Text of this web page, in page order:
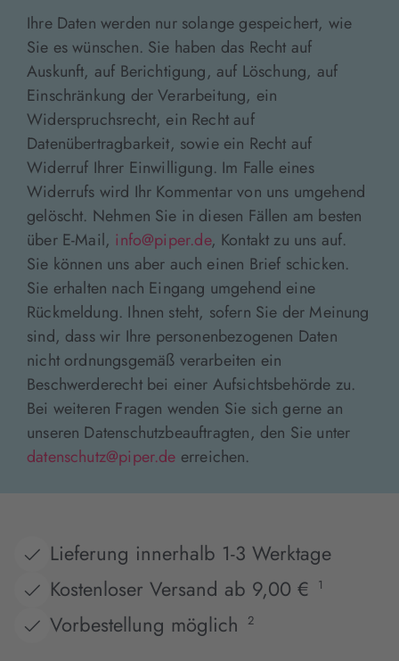
Ihre Daten werden nur solange gespeichert, wie
Sie es wünschen. Sie haben das Recht auf
Auskunft, auf Berichtigung, auf Löschung, auf
Einschränkung der Verarbeitung, ein
Widerspruchsrecht, ein Recht auf
Datenübertragbarkeit, sowie ein Recht auf
Widerruf Ihrer Einwilligung. Im Falle eines
Widerrufs wird Ihr Kommentar von uns umgehend
gelöscht. Nehmen Sie in diesen Fällen am besten
über E-Mail, info@piper.de, Kontakt zu uns auf.
Sie können uns aber auch einen Brief schicken.
Sie erhalten nach Eingang umgehend eine
Rückmeldung. Ihnen steht, sofern Sie der Meinung
sind, dass wir Ihre personenbezogenen Daten
nicht ordnungsgemäß verarbeiten ein
Beschwerderecht bei einer Aufsichtsbehörde zu.
Bei weiteren Fragen wenden Sie sich gerne an
unseren Datenschutzbeauftragten, den Sie unter
datenschutz@piper.de erreichen.
Lieferung innerhalb 1-3 Werktage
Kostenloser Versand ab 9,00 €
1
Vorbestellung möglich 2